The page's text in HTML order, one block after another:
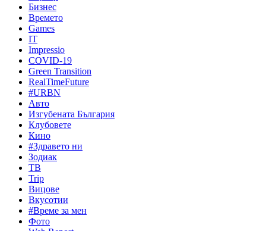
Бизнес
Времето
Games
IT
Impressio
COVID-19
Green Transition
RealTimeFuture
#URBN
Авто
Изгубената България
Клубовете
Кино
#Здравето ни
Зодиак
ТВ
Trip
Вицове
Вкусотии
#Време за мен
Фото